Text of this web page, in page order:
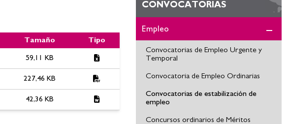
Tamaño Tipo
59,11 KB
227,46 KB
42,36 KB
CONVOCATORIAS
Empleo
Convocatorias de Empleo Urgente y
Temporal
Convocatoria de Empleo Ordinarias
Convocatorias de estabilización de
empleo
Concursos ordinarios de Méritos